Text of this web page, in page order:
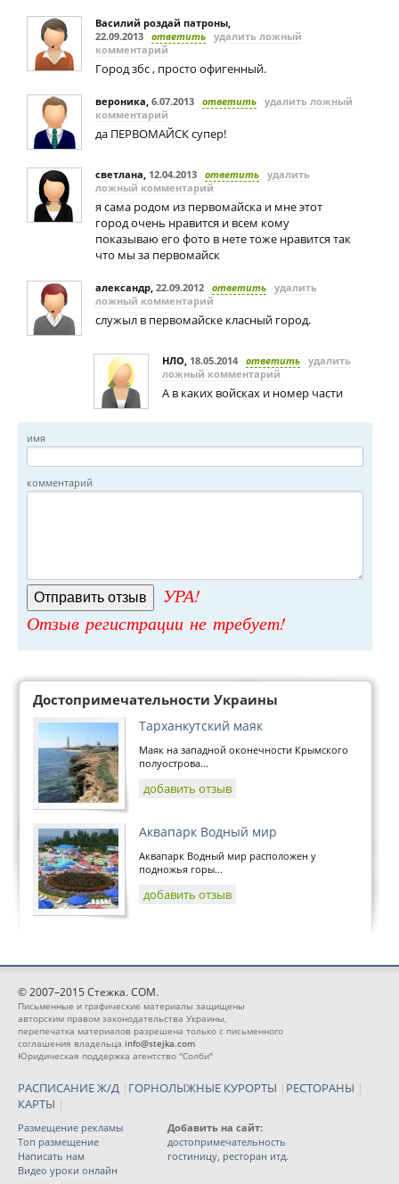
Василий роздай патроны,
22.09.2013 ответить удалить ложный
комментарий
Город збс , просто офигенный.
вероника, 6.07.2013 ответить удалить ложный
комментарий
да ПЕРВОМАЙСК супер!
светлана, 12.04.2013 ответить удалить
ложный комментарий
я сама родом из первомайска и мне этот
город очень нравится и всем кому
показываю его фото в нете тоже нравится так
что мы за первомайск
александр, 22.09.2012 ответить удалить
ложный комментарий
служыл в первомайске класный город.
НЛО, 18.05.2014 ответить удалить
ложный комментарий
А в каких войсках и номер части
имя
комментарий
УРА!
Отзыв регистрации не требует!
Достопримечательности Украины
Тарханкутский маяк
Маяк на западной оконечности Крымского
полуострова...
добавить отзыв
Аквапарк Водный мир
Аквапарк Водный мир расположен у
подножья горы...
добавить отзыв
© 2007–2015 Стежка. COM.
Письменные и графические материалы защищены
авторским правом законодательства Украины,
перепечатка материалов разрешена только с письменного
соглашения владельца info@stejka.com
Юридическая поддержка агентство "Солби"
РАСПИСАНИЕ Ж/Д | ГОРНОЛЫЖНЫЕ КУРОРТЫ | РЕСТОРАНЫ |
КАРТЫ |
Размещение рекламы
Топ размещение
Написать нам
Видео уроки онлайн
Добавить на сайт:
достопримечательность
гостиницу, ресторан итд.